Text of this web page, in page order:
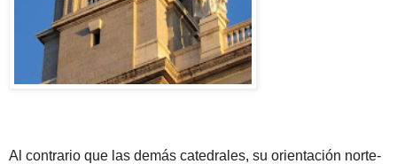
Al contrario que las demás catedrales, su orientación norte-